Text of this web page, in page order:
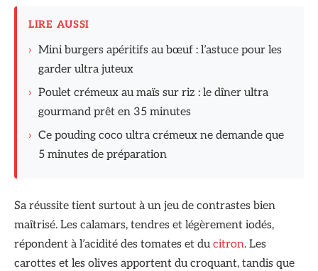
LIRE AUSSI
› Mini burgers apéritifs au bœuf : l’astuce pour les
garder ultra juteux
› Poulet crémeux au maïs sur riz : le dîner ultra
gourmand prêt en 35 minutes
› Ce pouding coco ultra crémeux ne demande que
5 minutes de préparation
Sa réussite tient surtout à un jeu de contrastes bien
maîtrisé. Les calamars, tendres et légèrement iodés,
répondent à l’acidité des tomates et du citron. Les
carottes et les olives apportent du croquant, tandis que